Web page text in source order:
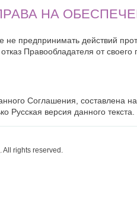
НА
не предпринимать действий
Правообладателя от
Соглашения, составлена
Русская версия данного текста.
. All rights reserved.